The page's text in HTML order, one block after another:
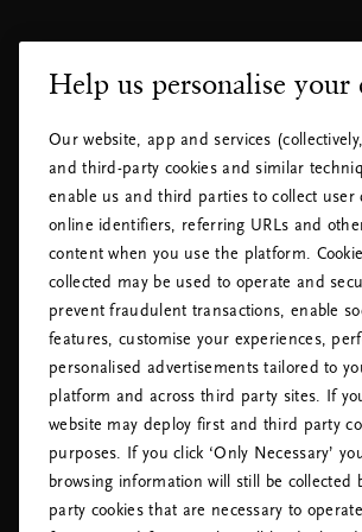
KLANTENSERVICE
Veelgestelde vragen
Contact
Cookiebeleid
Cookie instellingen
Toegankelijkheidsverklaring
Tax Policy
Rituals Privacybeleid
Rituals Huisregels
Overeenkomst herroepen
Help us personalise your
Our website, app and services
and third-party cookies and similar
enable us and third parties to collect user
online identifiers, referring URLs and
content when you use the platform.
collected may be used to operate and
prevent fraudulent transactions, enable
features, customise your experiences,
personalised advertisements tailored to
platform and across third party sites. If
website may deploy first and third party
purposes. If you click ‘Only Necessary’
browsing information will still be collected
party cookies that are necessary to